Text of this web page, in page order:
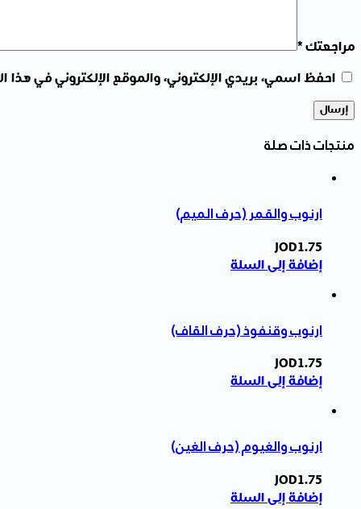
مراجعتك*
احفظ اسمي، بريدي الإلكتروني، والموقع الإلكتروني في
إرسال
منتجات ذات صلة
ارنوب والقمر (حرف الميم)
JOD1.75
إضافة إلى السلة
ارنوب وقنفوذ (حرف القاف)
JOD1.75
إضافة إلى السلة
ارنوب والغيوم (حرف الغين)
JOD1.75
إضافة إلى السلة